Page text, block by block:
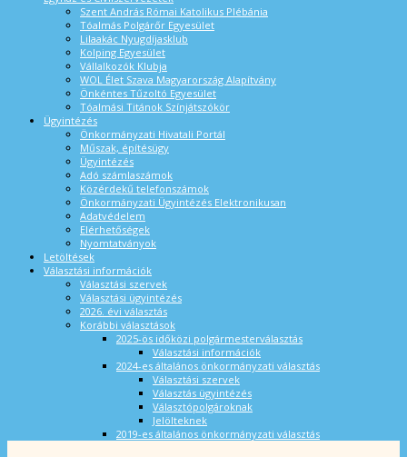
Szent András Római Katolikus Plébánia
Tóalmás Polgárőr Egyesület
Lilaakác Nyugdíjasklub
Kolping Egyesület
Vállalkozók Klubja
WOL Élet Szava Magyarország Alapítvány
Önkéntes Tűzoltó Egyesület
Tóalmási Titánok Színjátszókör
Ügyintézés
Önkormányzati Hivatali Portál
Műszak, építésügy
Ügyintézés
Adó számlaszámok
Közérdekű telefonszámok
Önkormányzati Ügyintézés Elektronikusan
Adatvédelem
Elérhetőségek
Nyomtatványok
Letöltések
Választási információk
Választási szervek
Választási ügyintézés
2026. évi választás
Korábbi választások
2025-ös időközi polgármesterválasztás
Választási információk
2024-es általános önkormányzati választás
Választási szervek
Választás ügyintézés
Választópolgároknak
Jelölteknek
2019-es általános önkormányzati választás